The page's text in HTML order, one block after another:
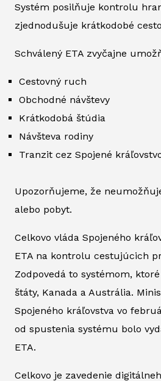
Systém posilňuje kontrolu
zjednodušuje krátkodobé
Schválený ETA zvyčajne
Cestovný ruch
Obchodné návštevy
Krátkodobá štúdia
Návšteva rodiny
Tranzit cez Spojené
Upozorňujeme, že
alebo pobyt.
Celkovo vláda Spojeného
ETA na kontrolu cestujúcich
Zodpovedá to systémom,
štáty, Kanada a Austrália.
Spojeného kráľovstva vo
od spustenia systému bolo
ETA.
Celkovo je zavedenie